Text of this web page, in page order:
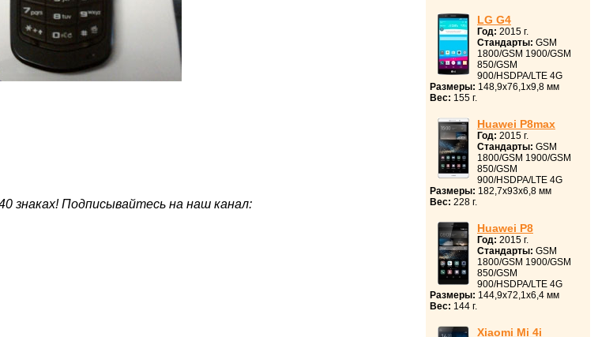
знаках! Подписывайтесь на наш канал:
LG G4
Год: 2015 г.
Стандарты: GSM
1800/GSM 1900/GSM
850/GSM
900/HSDPA/LTE 4G
Размеры: 148,9x76,1x9,8 мм
Вес: 155 г.
Huawei P8max
Год: 2015 г.
Стандарты: GSM
1800/GSM 1900/GSM
850/GSM
900/HSDPA/LTE 4G
Размеры: 182,7x93x6,8 мм
Вес: 228 г.
Huawei P8
Год: 2015 г.
Стандарты: GSM
1800/GSM 1900/GSM
850/GSM
900/HSDPA/LTE 4G
Размеры: 144,9x72,1x6,4 мм
Вес: 144 г.
Xiaomi Mi 4i